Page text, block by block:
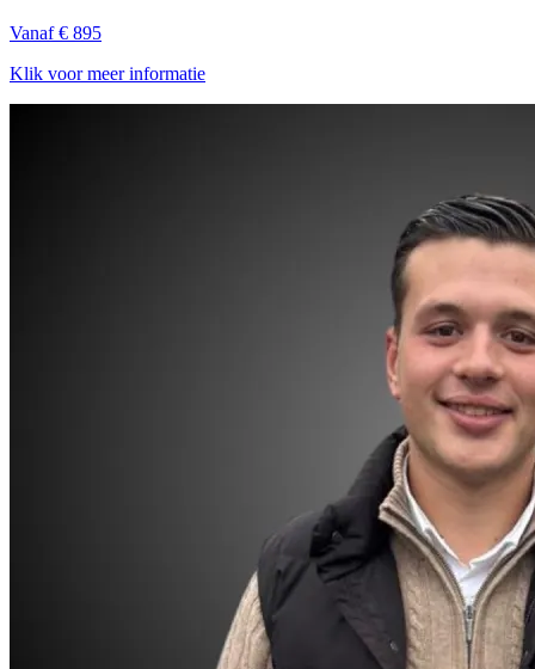
Vanaf € 895
Klik voor meer informatie